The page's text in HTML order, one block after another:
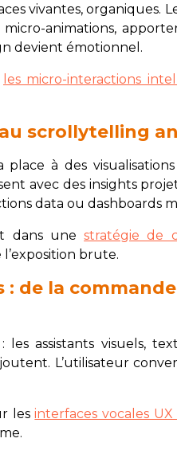
vivantes, organiques.
animations,
devient émotionnel.
les micro-interactions
scrollytelling
à des
avec des insights
data ou dashboards
dans unestratégie de
brute.
de la
assistants visuels,
L’utilisateur
lesinterfaces vocales